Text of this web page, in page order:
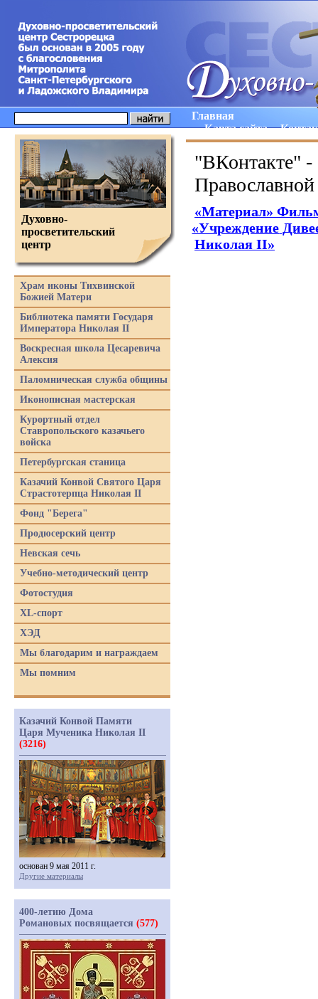
Главная
Карта сайта
"ВКонтакте" -
«Материал»
«Учреждение
Николая II»
Духовно-
просветительский
центр
Храм иконы Тихвинской
Божией Матери
Библиотека памяти Государя
Императора Николая II
Воскресная школа Цесаревича
Алексия
Паломническая служба общины
Иконописная мастерская
Курортный отдел
Ставропольского казачьего
войска
Петербургская станица
Казачий Конвой Святого Царя
Страстотерпца Николая II
Фонд "Берега"
Продюсерский центр
Невская сечь
Учебно-методический центр
Фотостудия
XL-спорт
ХЭД
Мы благодарим и награждаем
Мы помним
Казачий Конвой Памяти
Царя Мученика Николая II
(3216)
основан 9 мая 2011 г.
Другие материалы
400-летию Дома
Романовых посвящается (577)